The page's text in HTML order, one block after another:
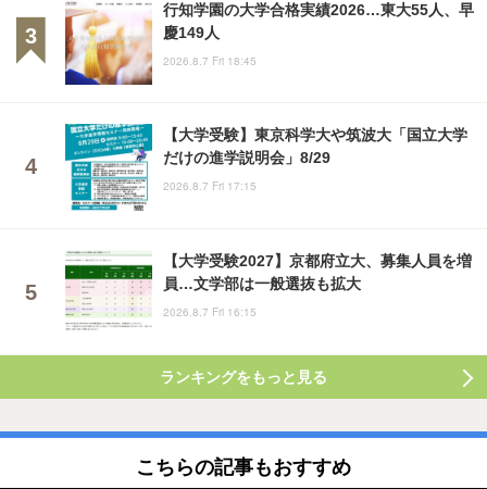
行知学園の大学合格実績2026…東大55人、早
慶149人
2026.8.7 Fri 18:45
【大学受験】東京科学大や筑波大「国立大学
だけの進学説明会」8/29
2026.8.7 Fri 17:15
【大学受験2027】京都府立大、募集人員を増
員…文学部は一般選抜も拡大
2026.8.7 Fri 16:15
ランキングをもっと見る
こちらの記事もおすすめ